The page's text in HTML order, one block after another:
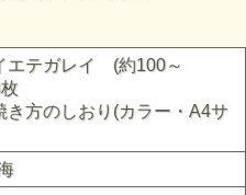
エテガレイ (約100～
き方のしおり(カラー・A4サ